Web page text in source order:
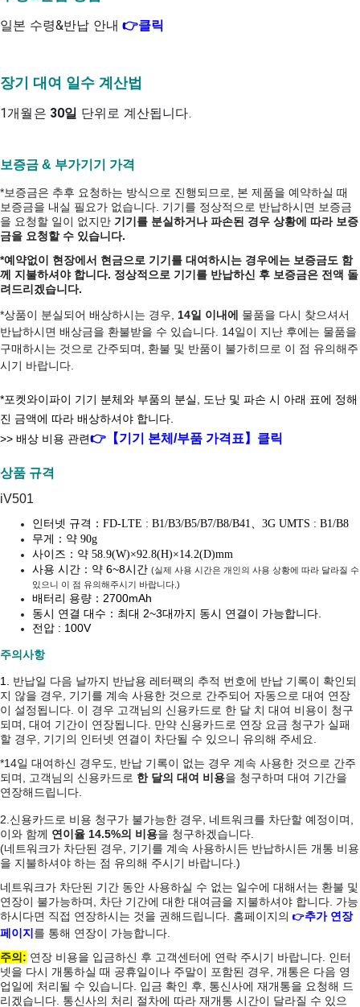
일본 수령&반납 안내👉클릭
장기 대여 일수 계산법
1개월은 30일 단위로 계산됩니다.
보증금 & 부가기기 가격
*보증금은 추후 요청하는 방식으로 진행되므로, 본 제품을 예약하실 때
보증금을 내실 필요가 없습니다. 기기를 정상적으로 반납하시면 보증금
을 요청할 일이 없지만 기기를 분실하거나 파손된 경우 상황에 따라 보증
금을 요청할 수 있습니다.
*예약없이 현장에서 현금으로 기기를 대여하시는 경우에는 보증금도 함
께 지불하셔야 합니다. 정상적으로 기기를 반납하신 후 보증금은 전액 돌
려드리겠습니다.
*상품이 분실되어 배상하시는 경우, 14일 이내에 물품을 다시 찾으셔서
반납하시면 배상금을 환불받을 수 있습니다. 14일이 지난 후에는 물품을
구매하시는 것으로 간주되며, 환불 및 반품이 불가히므로 이 점 유의해주
시기 바랍니다.
*포켓와이파이 기기 분체와 부품의 분실, 도난 및 파손 시 아래 표에 정해
진 금액에 따라 배상하셔야 합니다.
>> 배상 비용 관련👉【기기 본체/부품 가격표】클릭
상품 규격
iV501
인터넷 규격： FD-LTE : B1/B3/B5/B7/B8/B41、3G UMTS : B1/B8
무게： 약 90g
사이즈： 약 58.9(W)×92.8(H)×14.2(D)mm
사용 시간 ：약 6~8시간 (실제 사용 시간은 개인의 사용 상황에 따라 달라질 수
있으니 이 점 유의해주시기 바랍니다.)
배터리 용량：2700mAh
동시 연결 대수：최대 2~3대까지 동시 연결이 가능합니다.
전압 : 100V
주의사항
1. 반납일 다음 날까지 반납용 레터팩의 추적 번호에 반납 기록이 확인되
지 않을 경우, 기기를 계속 사용한 것으로 간주되어 자동으로 대여 연장
이 설정됩니다. 이 경우 고객님의 신용카드로 한 달 치 대여 비용이 청구
되며, 대여 기간이 연장됩니다. 만약 신용카드로 연장 요금 청구가 실패
할 경우, 기기의 인터넷 연결이 차단될 수 있으니 유의해 주세요.
*14일 대여하신 경우도, 반납 기록이 없는 경우 계속 사용한 것으로 간주
되며, 고객님의 신용카드로 한 달의 대여 비용을 청구하며 대여 기간을
연장해드립니다.
2.신용카드로 비용 청구가 불가능한 경우, 네트워크를 차단할 예정이며,
이와 함께 연이율 14.5%의 비용을 청구하겠습니다.
(네트워크가 차단된 경우, 기기를 계속 사용하시든 반납하시든 개통 비용
을 지불하셔야 하는 점 유의해 주시기 바랍니다.)
네트워크가 차단된 기간 동안 사용하실 수 없는 일수에 대해서는 환불 및
연장이 불가능하며, 차단 기간에 대한 대여금을 지불하셔야 합니다. 가능
하시다면 직접 연장하시는 것을 권해드립니다. 홈페이지의 👉추가 연장
페이지 를 통해 연장이 가능합니다.
주의: 연장 비용을 입금하신 후 고객센터에 연락 주시기 바랍니다. 인터
넷을 다시 개통하실 때 공휴일이나 주말이 포함된 경우, 개통은 다음 영
업일에 처리될 수 있습니다. 입금 확인 후, 통신사에 재개통을 요청해 드
리겠습니다. 통신사의 처리 절차에 따라 재개통 시간이 달라질 수 있으